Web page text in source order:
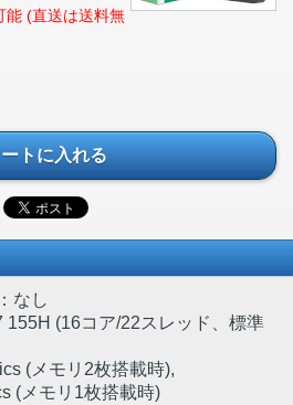
能 (直送は送料無
トに入れる
なし
155H (16コア/22スレッド、標準
(メモリ2枚搭載時),
リ1枚搭載時)